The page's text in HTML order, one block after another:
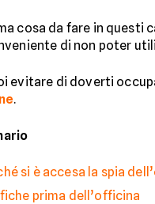
cosa da fare in questi
di non poter
evitare di doverti
.
si è accesa la spia
prima dell’officina